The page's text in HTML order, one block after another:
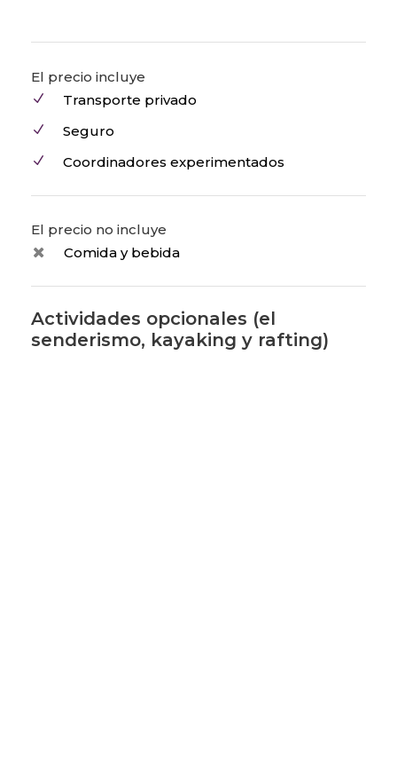
El precio incluye
Transporte privado
Seguro
Coordinadores experimentados
El precio no incluye
Comida y bebida
Actividades opcionales (el
senderismo, kayaking y rafting)